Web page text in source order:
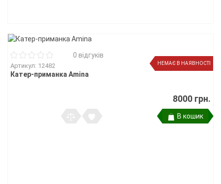
НЕМАЄ В НАЯВНОСТІ
0 відгуків
Артикул: 12482
Катер-приманка Amina
8000 грн.
В кошик